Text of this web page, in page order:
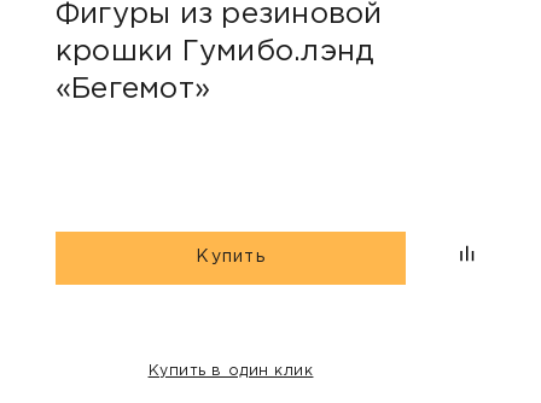
Фигуры из резиновой
крошки Гумибо.лэнд
«Бегемот»
Купить
Купить в один клик